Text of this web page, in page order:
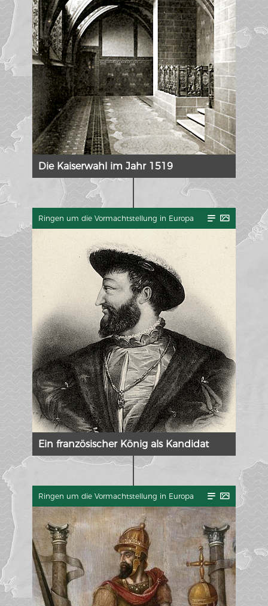
WEIMAR: VOM WESEN UND WERT DER DEMOKRATIE
Regierungsprogramm
Die Kaiserwahl im Jahr 1519
Ringen um die Vormachtstellung in Europa
Ein französischer König als Kandidat
Ringen um die Vormachtstellung in Europa